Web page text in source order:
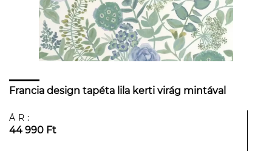
Francia design tapéta lila kerti virág mintával
ÁR:
44 990 Ft